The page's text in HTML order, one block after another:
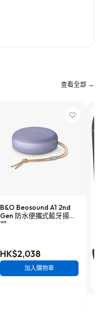
查看全部 →
B&O Beosound A1 2nd
Gen 防水便攜式藍牙揚聲
器
HK$2,038
加入購物車